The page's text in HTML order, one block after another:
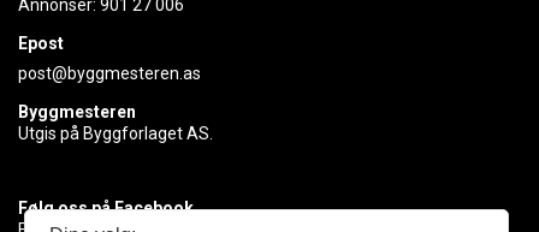
Annonser: 901 27 006
Epost
post@byggmesteren.as
Byggmesteren
Utgis på Byggforlaget AS.
Følg oss på Facebook